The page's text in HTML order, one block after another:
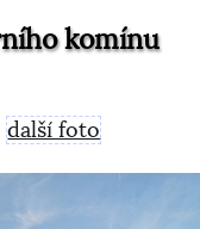
komínu
další foto